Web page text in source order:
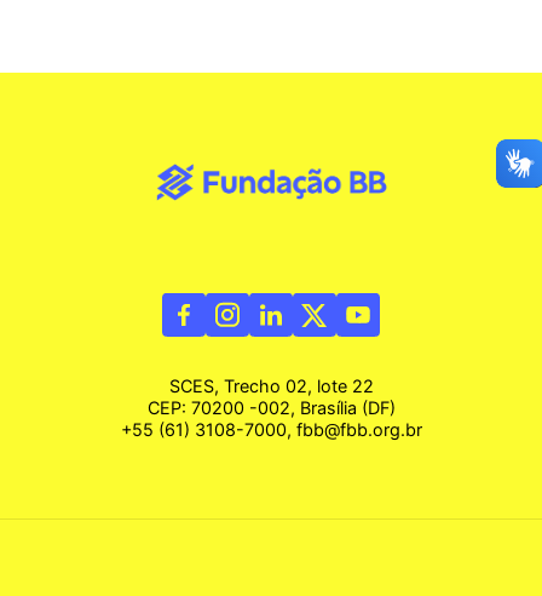
SCES, Trecho 02, lote 22
CEP: 70200 -002, Brasília (DF)
+55 (61) 3108-7000, fbb@fbb.org.br